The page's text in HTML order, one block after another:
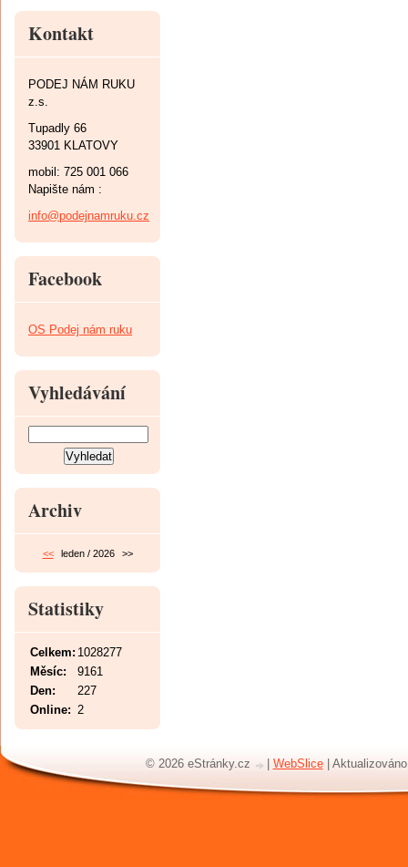
Kontakt
PODEJ NÁM RUKU
z.s.
Tupadly 66
33901 KLATOVY
mobil: 725 001 066
Napište nám :
info@podejnamruku.cz
Facebook
OS Podej nám ruku
Vyhledávání
Archiv
<< leden / 2026 >>
Statistiky
Online: 2
Celkem: 1028277
Měsíc:
9161
Den:
227
© 2026 eStránky.cz WebSlice